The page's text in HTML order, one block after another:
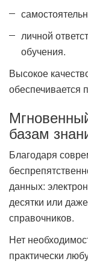
личной
обучения.
Высокое
обеспечивается
базам
Благодаря
данных:
десятки или
справочников.
Нет
практически